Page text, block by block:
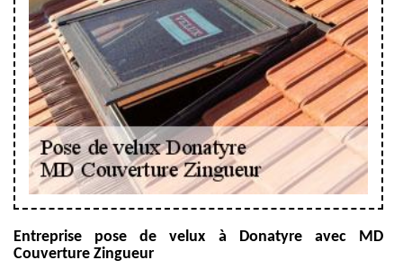
Entreprise pose de velux à Donatyre avec MD
Couverture Zingueur